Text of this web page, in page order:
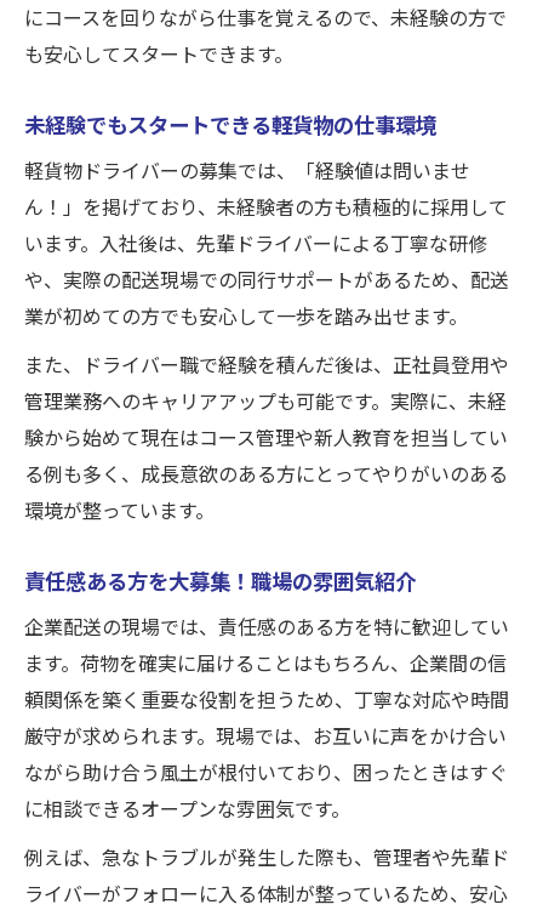
にコースを回りながら仕事を覚えるので、未経験の方で
も安心してスタートできます。
未経験でもスタートできる軽貨物の仕事環境
軽貨物ドライバーの募集では、「経験値は問いませ
ん！」を掲げており、未経験者の方も積極的に採用して
います。入社後は、先輩ドライバーによる丁寧な研修
や、実際の配送現場での同行サポートがあるため、配送
業が初めての方でも安心して一歩を踏み出せます。
また、ドライバー職で経験を積んだ後は、正社員登用や
管理業務へのキャリアアップも可能です。実際に、未経
験から始めて現在はコース管理や新人教育を担当してい
る例も多く、成長意欲のある方にとってやりがいのある
環境が整っています。
責任感ある方を大募集！職場の雰囲気紹介
企業配送の現場では、責任感のある方を特に歓迎してい
ます。荷物を確実に届けることはもちろん、企業間の信
頼関係を築く重要な役割を担うため、丁寧な対応や時間
厳守が求められます。現場では、お互いに声をかけ合い
ながら助け合う風土が根付いており、困ったときはすぐ
に相談できるオープンな雰囲気です。
例えば、急なトラブルが発生した際も、管理者や先輩ド
ライバーがフォローに入る体制が整っているため、安心